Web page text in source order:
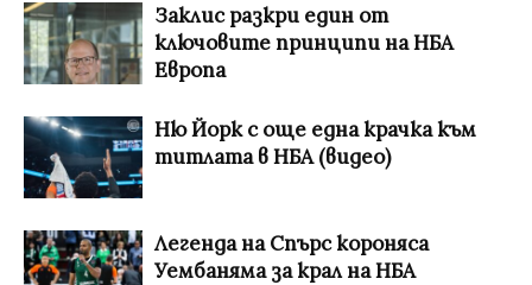
Заклис разкри един от
ключовите принципи на НБА
Европа
Ню Йорк с още една крачка към
титлата в НБА (видео)
Легенда на Спърс короняса
Уембаняма за крал на НБА